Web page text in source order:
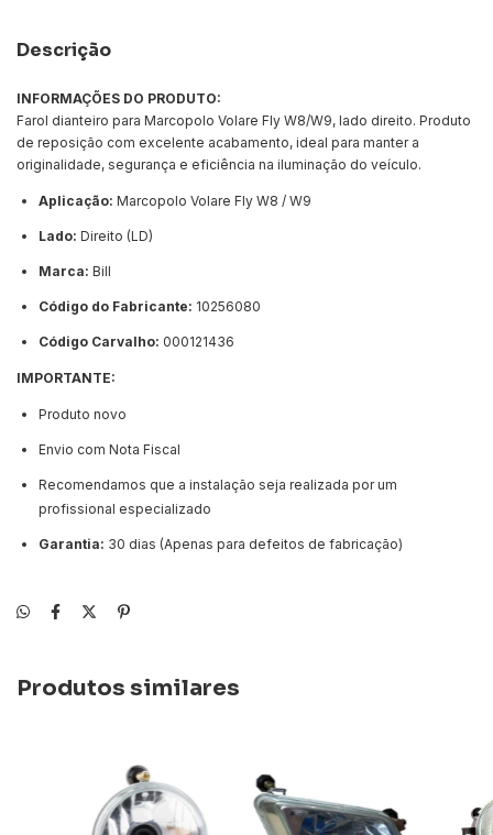
Descrição
INFORMAÇÕES DO PRODUTO:
Farol dianteiro para Marcopolo Volare Fly W8/W9, lado direito. Produto
de reposição com excelente acabamento, ideal para manter a
originalidade, segurança e eficiência na iluminação do veículo.
Aplicação: Marcopolo Volare Fly W8 / W9
Lado: Direito (LD)
Marca: Bill
Código do Fabricante: 10256080
Código Carvalho: 000121436
IMPORTANTE:
Produto novo
Envio com Nota Fiscal
Recomendamos que a instalação seja realizada por um
profissional especializado
Garantia: 30 dias (Apenas para defeitos de fabricação)
Produtos similares